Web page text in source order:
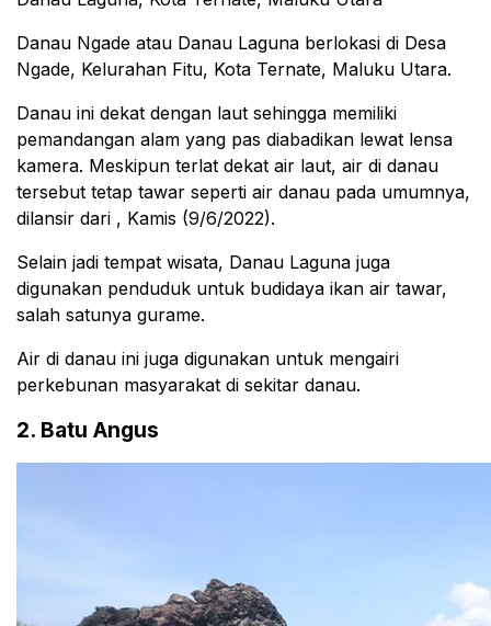
Danau Ngade atau Danau Laguna berlokasi di Desa
Ngade, Kelurahan Fitu, Kota Ternate, Maluku Utara.
Danau ini dekat dengan laut sehingga memiliki
pemandangan alam yang pas diabadikan lewat lensa
kamera. Meskipun terlat dekat air laut, air di danau
tersebut tetap tawar seperti air danau pada umumnya,
dilansir dari , Kamis (9/6/2022).
Selain jadi tempat wisata, Danau Laguna juga
digunakan penduduk untuk budidaya ikan air tawar,
salah satunya gurame.
Air di danau ini juga digunakan untuk mengairi
perkebunan masyarakat di sekitar danau.
2. Batu Angus